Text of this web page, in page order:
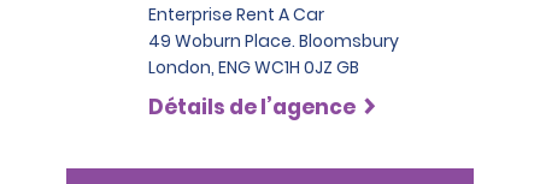
Enterprise Rent A Car
49 Woburn Place. Bloomsbury
London, ENG WC1H 0JZ GB
Détails de l’agence